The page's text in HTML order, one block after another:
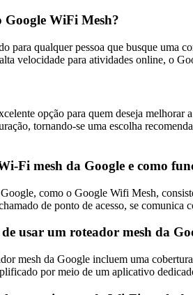
Google WiFi Mesh?
para qualquer pessoa que busque uma
velocidade para atividades online, o
opção para quem deseja melhorar
tornando-se uma escolha
Fi mesh da Google e como
como o Google Wifi Mesh,
de ponto de acesso, se
de usar um roteador mesh da
mesh da Google incluem uma
por meio de um aplicativo